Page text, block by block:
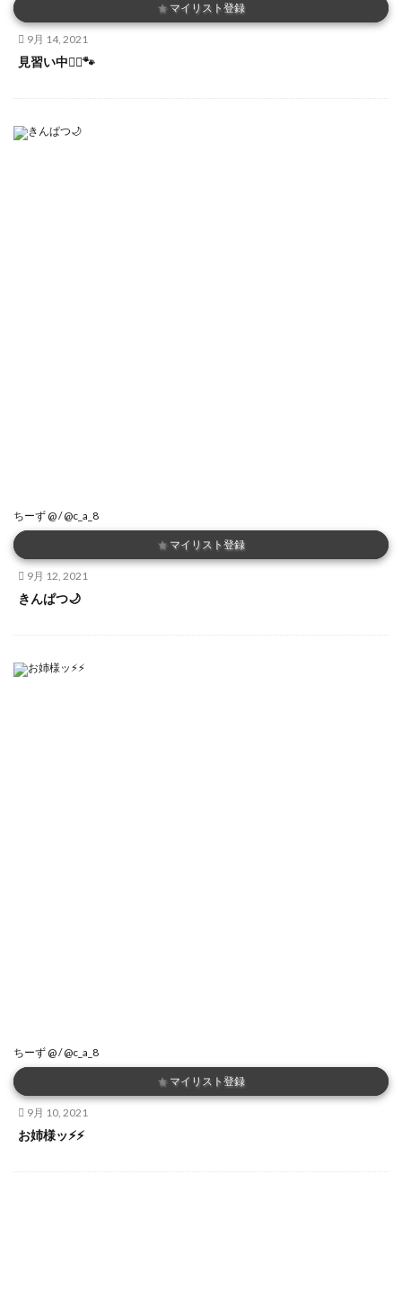
★ マイリスト登録
9月 14, 2021
見習い中🧙‍♀️🐾
ちーず @ / @c_a_8
★ マイリスト登録
9月 12, 2021
きんぱつ🌙
ちーず @ / @c_a_8
★ マイリスト登録
9月 10, 2021
お姉様ッ⚡️⚡️